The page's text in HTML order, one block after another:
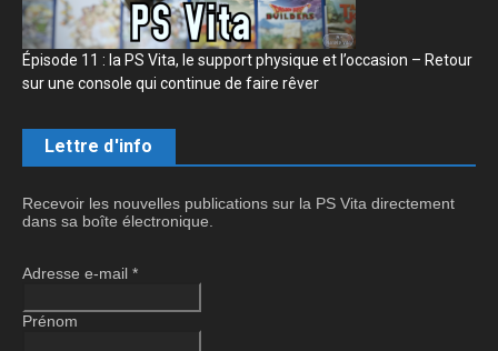
Épisode 11 : la PS Vita, le support physique et l’occasion – Retour
sur une console qui continue de faire rêver
Lettre d'info
Recevoir les nouvelles publications sur la PS Vita directement
dans sa boîte électronique.
Adresse e-mail *
Prénom